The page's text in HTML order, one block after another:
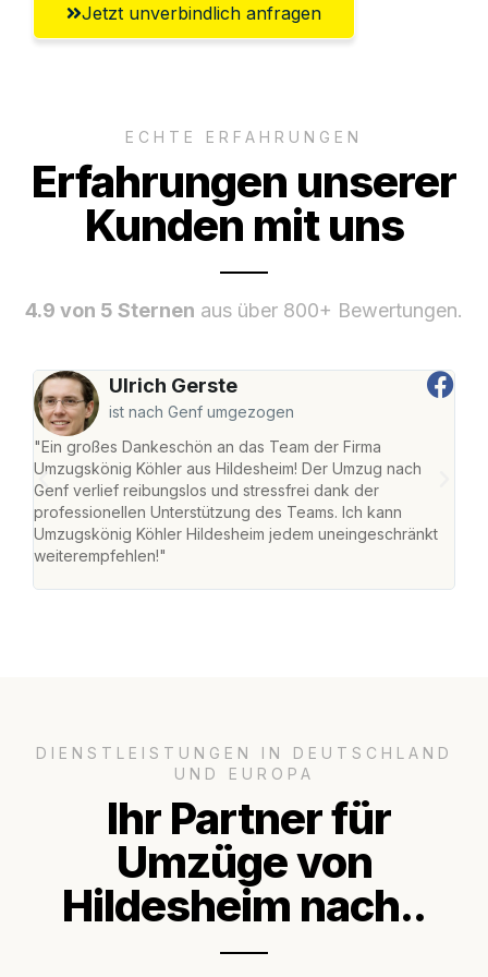
Jetzt unverbindlich anfragen
ECHTE ERFAHRUNGEN
Erfahrungen unserer
Kunden mit uns
4.9 von 5 Sternen aus über 800+ Bewertungen.
Ulrich Gerste
ist nach Genf umgezogen
"Ein großes Dankeschön an das Team der Firma
Umzugskönig Köhler aus Hildesheim! Der Umzug nach
Genf verlief reibungslos und stressfrei dank der
professionellen Unterstützung des Teams. Ich kann
Umzugskönig Köhler Hildesheim jedem uneingeschränkt
weiterempfehlen!"
DIENSTLEISTUNGEN IN DEUTSCHLAND
UND EUROPA
Ihr Partner für
Umzüge von
Hildesheim nach..